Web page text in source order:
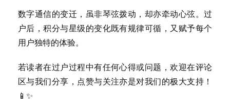
认
数字通信的变迁，虽非琴弦拨动，却亦牵动心弦。过
户后，积分与星级的变化既有规律可循，又赋予每个
用户独特的体验。
若读者在过户过程中有任何心得或问题，欢迎在评论
区与我们分享，点赞与关注亦是对我们的极大支持！
📱✨